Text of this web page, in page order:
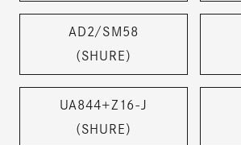
AD2/SM58
（SHURE）
UA844+Z16-J
（SHURE）